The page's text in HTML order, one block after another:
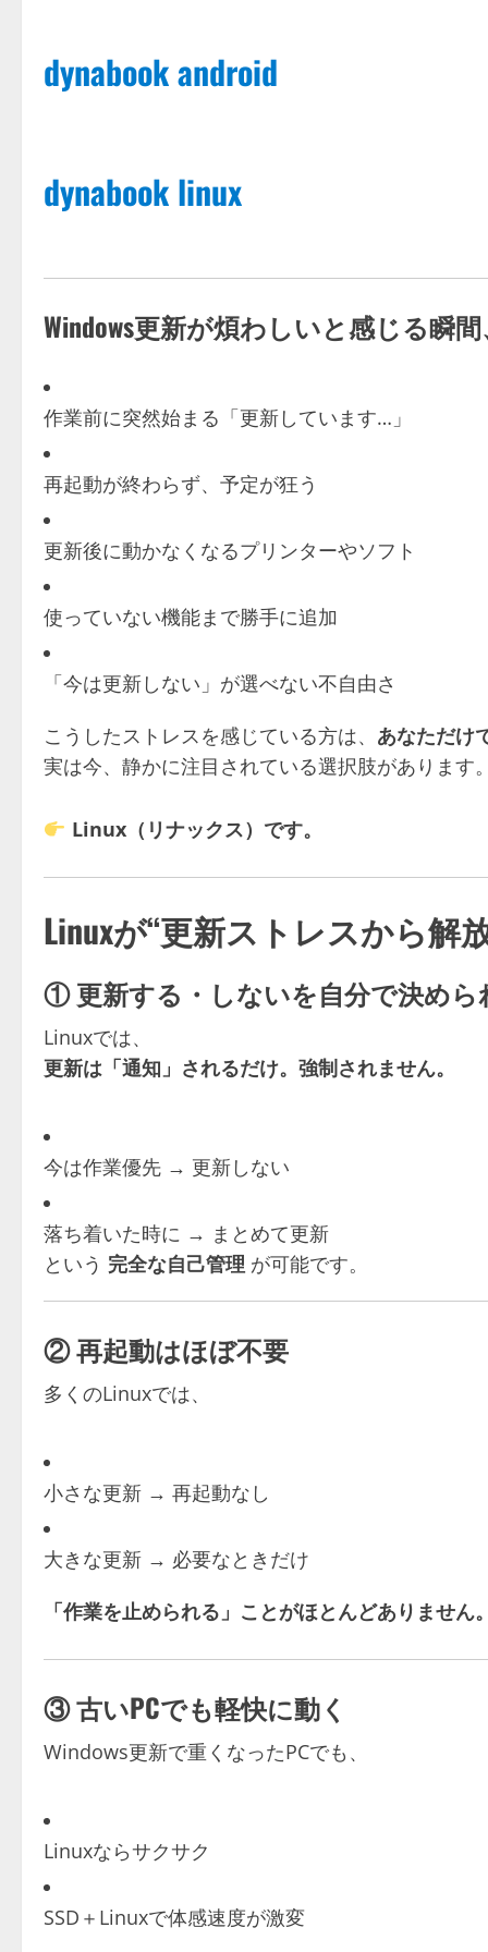
dynabook android
dynabook linux
Windows更新が煩わしいと感じる瞬
作業前に突然始まる「更新しています…」
再起動が終わらず、予定が狂う
更新後に動かなくなるプリンターやソフト
使っていない機能まで勝手に追加
「今は更新しない」が選べない不自由さ
こうしたストレスを感じている方は、 あなただけ
実は今、静かに注目されている選択肢があります
Linux（リナックス）です。
Linuxが“更新ストレスから解
① 更新する・しないを自分で決めら
Linuxでは、
更新は「通知」されるだけ。強制されません。
今は作業優先 → 更新しない
落ち着いた時に → まとめて更新
という 完全な自己管理 が可能です。
② 再起動はほぼ不要
多くのLinuxでは、
小さな更新 → 再起動なし
大きな更新 → 必要なときだけ
「作業を止められる」ことがほとんどありません
③ 古いPCでも軽快に動く
Windows更新で重くなったPCでも、
Linuxならサクサク
SSD＋Linuxで体感速度が激変